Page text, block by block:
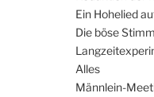
Ein Hohelied
Die böse
Alles
Männlein-